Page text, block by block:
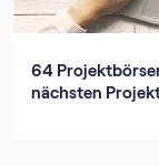
64
nächsten